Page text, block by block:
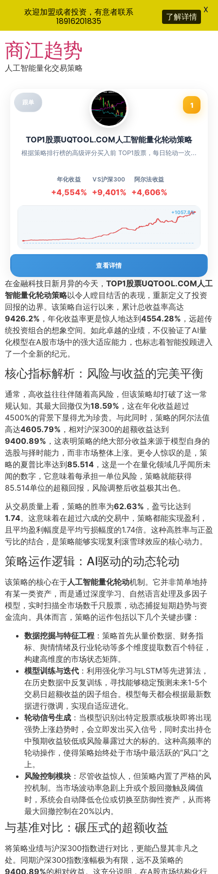
to
content
商江趋势
人工智能量化交易策略
跟单 1
TOP1股票UQTOOL.COM人工智能量化轮动策略
根据策略排行榜的高级评分买入前 TOP1股票，每日轮动一次...
年化收益
+4,554%
VS沪深300
+9,401%
阿尔法收益
+4,606%
+1057.8%
查看详情
在金融科技日新月异的今天， TOP1股票UQTOOL.COM人工
智能量化轮动策略以令人瞠目结舌的表现，重新定义了投资
回报的边界。该策略自运行以来，累计总收益率高达
9426.2% ，年化收益率更是惊人地达到4554.28% ，远超传
统投资组合的想象空间。如此卓越的业绩，不仅验证了AI量
化模型在A股市场中的强大适应能力，也标志着智能投顾进入
了一个全新的纪元。
核心指标解析：风险与收益的完美平衡
通常，高收益往往伴随着高风险，但该策略却打破了这一常
规认知。其最大回撤仅为18.59% ，这在年化收益超过
4500%的背景下显得尤为珍贵。与此同时，策略的阿尔法值
高达4605.79% ，相对沪深300的超额收益达到
9400.89% ，这表明策略的绝大部分收益来源于模型自身的
选股与择时能力，而非市场整体上涨。更令人惊叹的是，策
略的夏普比率达到85.514 ，这是一个在量化领域几乎闻所未
闻的数字，它意味着每承担一单位风险，策略就能获得
85.514单位的超额回报，风险调整后收益极其出色。
从交易质量上看，策略的胜率为62.63% ，盈亏比达到
1.74。这意味着在超过六成的交易中，策略都能实现盈利，
且平均盈利幅度是平均亏损幅度的1.74倍。这种高胜率与正盈
亏比的结合，是策略能够实现复利滚雪球效应的核心动力。
策略运作逻辑：AI驱动的动态轮动
该策略的核心在于人工智能量化轮动机制。它并非简单地持
有某一类资产，而是通过深度学习、自然语言处理及多因子
模型，实时扫描全市场数千只股票，动态捕捉短期趋势与资
金流向。具体而言，策略的运作包括以下几个关键步骤：
数据挖掘与特征工程 ：策略首先从量价数据、财务指
标、舆情情绪及行业轮动等多个维度提取数百个特征，
构建高维度的市场状态矩阵。
模型训练与迭代 ：利用强化学习与LSTM等先进算法，
在历史数据中反复训练，寻找能够稳定预测未来1-5个
交易日超额收益的因子组合。模型每天都会根据最新数
据进行微调，实现自适应进化。
轮动信号生成 ：当模型识别出特定股票或板块即将出现
强势上涨趋势时，会立即发出买入信号，同时卖出持仓
中预期收益较低或风险暴露过大的标的。这种高频率的
轮动操作，使得策略始终处于市场中最活跃的“风口”之
上。
风险控制模块 ：尽管收益惊人，但策略内置了严格的风
控机制。当市场波动率急剧上升或个股回撤触及阈值
时，系统会自动降低仓位或切换至防御性资产，从而将
最大回撤控制在20%以内。
与基准对比：碾压式的超额收益
将策略业绩与沪深300指数进行对比，更能凸显其非凡之
处。同期沪深300指数涨幅极为有限，远不及策略的
9400.89%的相对收益。这充分说明，在A股市场结构化行
欢迎加盟或者投资，有意者联系
18916201835
了解详情
X